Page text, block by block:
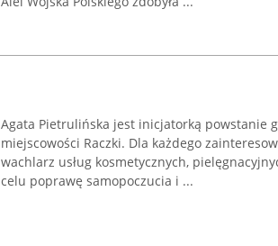
Agata Pietrulińska jest inicjatorką powstanie
miejscowości Raczki. Dla każdego
wachlarz usług kosmetycznych,
celu poprawę samopoczucia i ...